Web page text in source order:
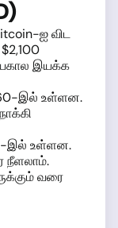
ஐ விட
இயக்க
இல் உள்ளன.
இல் உள்ளன.
நீளலாம்.
வரை